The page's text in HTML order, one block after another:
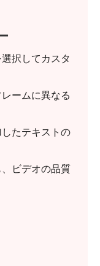
択してカスタ
ームに異なる
たテキストの
ビデオの品質